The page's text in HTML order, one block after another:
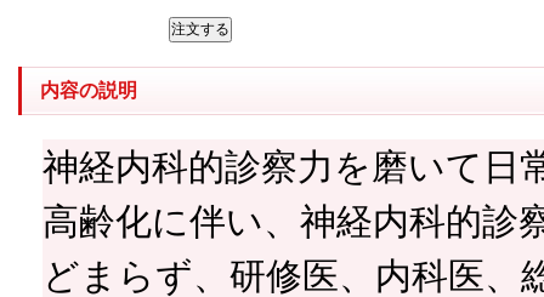
内容の説明
神経内科的診察力を磨いて日
高齢化に伴い、神経内科的診
どまらず、研修医、内科医